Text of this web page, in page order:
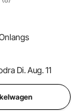
voor
/ 0,48 bar,
Di. Aug. 11